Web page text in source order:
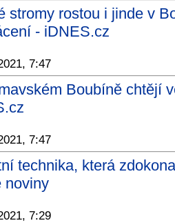
stromy rostou i jinde v
- iDNES.cz
7:47
Boubíně chtějí
7:47
technika, která
noviny
7:29